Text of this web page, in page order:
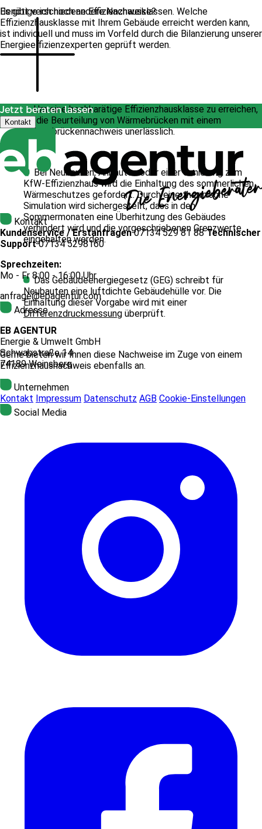
Es gibt verschiedene Effizienzhausklassen. Welche
Effizienzhausklasse mit Ihrem Gebäude erreicht werden kann,
ist individuell und muss im Vorfeld durch die Bilanzierung unserer
Energieeffizienzexperten geprüft werden.
Benötige ich noch andere Nachweise?
Um eine hochkarätige Effizienzhausklasse zu erreichen,
ist die Beurteilung von Wärmebrücken mit einem
Wärmebrückennachweis unerlässlich.
Bei Neubauten, Anbauten oder einer Sanierung zum
KfW-Effizienzhaus wird die Einhaltung des sommerlichen
Wärmeschutzes gefordert. Durch eine thermische
Simulation wird sichergestellt, dass in den
Sommermonaten eine Überhitzung des Gebäudes
verhindert wird und die vorgeschriebenen Grenzwerte
eingehalten werden.
Das Gebäudeenergiegesetz (GEG) schreibt für
Neubauten eine luftdichte Gebäudehülle vor. Die
Einhaltung dieser Vorgabe wird mit einer
Differenzdruckmessung überprüft.
Gerne bieten wir Ihnen diese Nachweise im Zuge von einem
Effizienzhausnachweis ebenfalls an.
Jetzt beraten lassen
Kontakt
Kontakt
Kundenservice / Erstanfragen 07134 529 81 88 Technischer
Support 07134 5298160
Sprechzeiten:
Mo - Fr 8:00 - 16:00 Uhr
anfrage@ebagentur.com
Adresse
EB AGENTUR
Energie & Umwelt GmbH
Schwabstraße 14
74189 Weinsberg
Unternehmen
Kontakt Impressum Datenschutz AGB Cookie-Einstellungen
Social Media